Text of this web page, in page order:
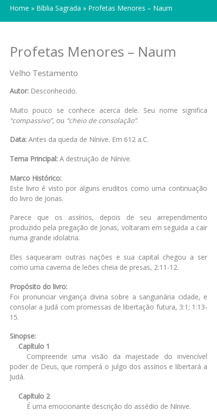
Home » Bíblia Sagrada » Profetas Menores – Naum
Profetas Menores – Naum
Velho Testamento
Autor: Desconhecido.
Muito pouco se conhece acerca dele. Seu nome significa
“compassivo”, ou “cheio de consolação”.
Data: Antes da queda de Nínive. Em 612 a.C.
Tema Principal: A destruição de Nínive.
Marco Histórico:
Este livro é visto por alguns eruditos como uma continuação
do livro de Jonas.
Parece que os assírios, depois de seu arrependimento
produzido pela pregação de Jonas, voltaram em seguida a cair
numa grande idolatria.
Eles saquearam outras nações e sua capital chegou a ser
como uma caverna de leões cheia de presas, 2:11-12.
Propósito do livro:
Foi pronunciar vingança divina sobre a sanguinária cidade, e
consolar a Judá com promessas de libertação futura, 3:1; 1:13-
15.
Sinopse:
Capítulo 1
Compreende uma visão da majestade do invencível
poder de Deus, que romperá o julgo dos assírios e libertará a
Judá.
Capítulo 2
É uma emocionante descrição do assédio de Nínive.